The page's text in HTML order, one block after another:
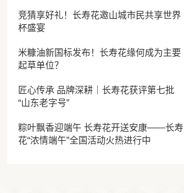
竞猜享好礼！长寿花邀山城市民共享世界
杯盛宴
米糠油新国标发布！长寿花缘何成为主要
起草单位？
匠心传承 品牌深耕｜长寿花获评第七批
“山东老字号”
粽叶飘香迎端午 长寿花开送安康——长寿
花“浓情端午”全国活动火热进行中